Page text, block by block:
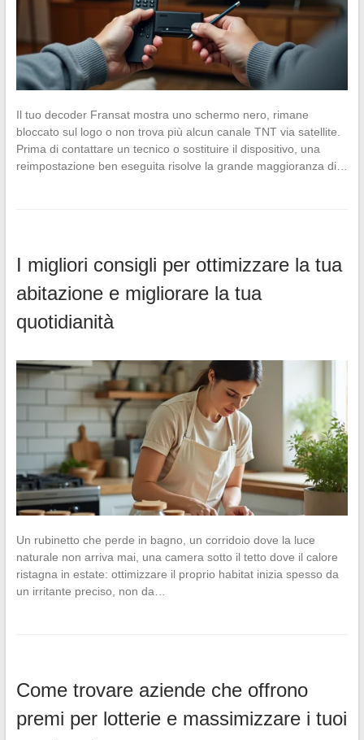
Il tuo decoder Fransat mostra uno schermo nero, rimane
bloccato sul logo o non trova più alcun canale TNT via satellite.
Prima di contattare un tecnico o sostituire il dispositivo, una
reimpostazione ben eseguita risolve la grande maggioranza di…
I migliori consigli per ottimizzare la tua
abitazione e migliorare la tua
quotidianità
Un rubinetto che perde in bagno, un corridoio dove la luce
naturale non arriva mai, una camera sotto il tetto dove il calore
ristagna in estate: ottimizzare il proprio habitat inizia spesso da
un irritante preciso, non da…
Come trovare aziende che offrono
premi per lotterie e massimizzare i tuoi